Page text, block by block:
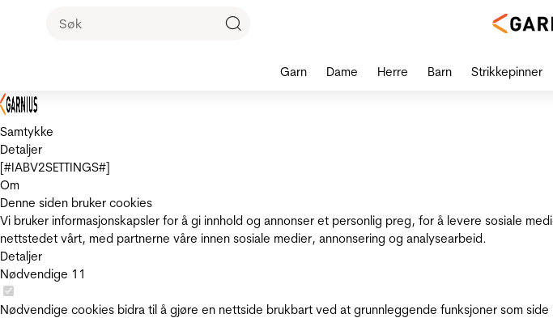
Samtykke
Detaljer
[#IABV2SETTINGS#]
Om
Denne siden bruker cookies
Vi bruker informasjonskapsler for å gi innhold og annonser et personlig preg, for å levere sosiale
nettstedet vårt, med partnerne våre innen sosiale medier, annonsering og analysearbeid.
Detaljer
Nødvendige 11
Nødvendige cookies bidra til å gjøre en nettside brukbart ved at grunnleggende funksjoner som
Garn Dame Herre Barn Strikkepinner